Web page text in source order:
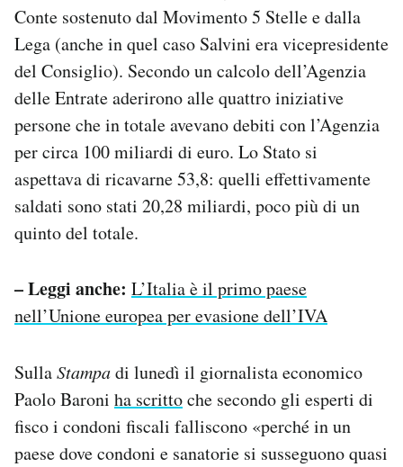
Conte sostenuto dal Movimento 5 Stelle e dalla
Lega (anche in quel caso Salvini era vicepresidente
del Consiglio). Secondo un calcolo dell’Agenzia
delle Entrate aderirono alle quattro iniziative
persone che in totale avevano debiti con l’Agenzia
per circa 100 miliardi di euro. Lo Stato si
aspettava di ricavarne 53,8: quelli effettivamente
saldati sono stati 20,28 miliardi, poco più di un
quinto del totale.
– Leggi anche: L’Italia è il primo paese
nell’Unione europea per evasione dell’IVA
SullaStampadi lunedì il giornalista economico
Paolo Baroni ha scrittoche secondo gli esperti di
fisco i condoni fiscali falliscono «perché in un
paese dove condoni e sanatorie si susseguono quasi